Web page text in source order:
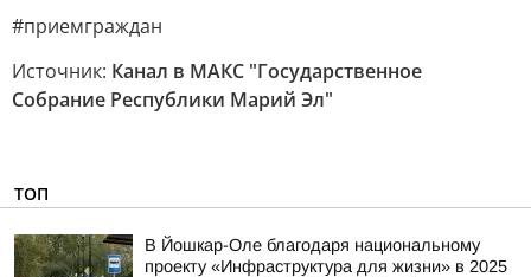
#приемграждан
Источник: Канал в МАКС "Государственное
Собрание Республики Марий Эл"
ТОП
В Йошкар-Оле благодаря национальному
проекту «Инфраструктура для жизни» в 2025